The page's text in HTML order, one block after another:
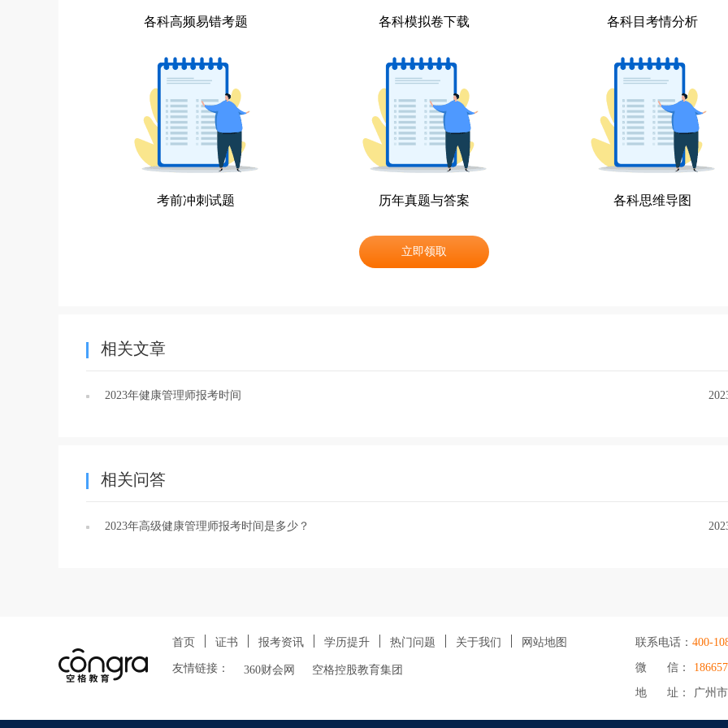
各科高频易错考题 各科模拟卷下载 各科目考情分析
考前冲刺试题 历年真题与答案 各科思维导图
立即领取
相关文章
2023年健康管理师报考时间
相关问答
2023年高级健康管理师报考时间是多少？
首页 证书 报考资讯 学历提升 热门问题 关于我们 网站地图
友情链接： 360财会网 空格控股教育集团
联系电话： 400-
微 信：
地 址： 广州市